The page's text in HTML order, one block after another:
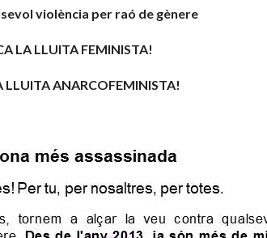
violència per raó de gènere
LA LLUITA FEMINISTA!
LLUITA ANARCOFEMINISTA!